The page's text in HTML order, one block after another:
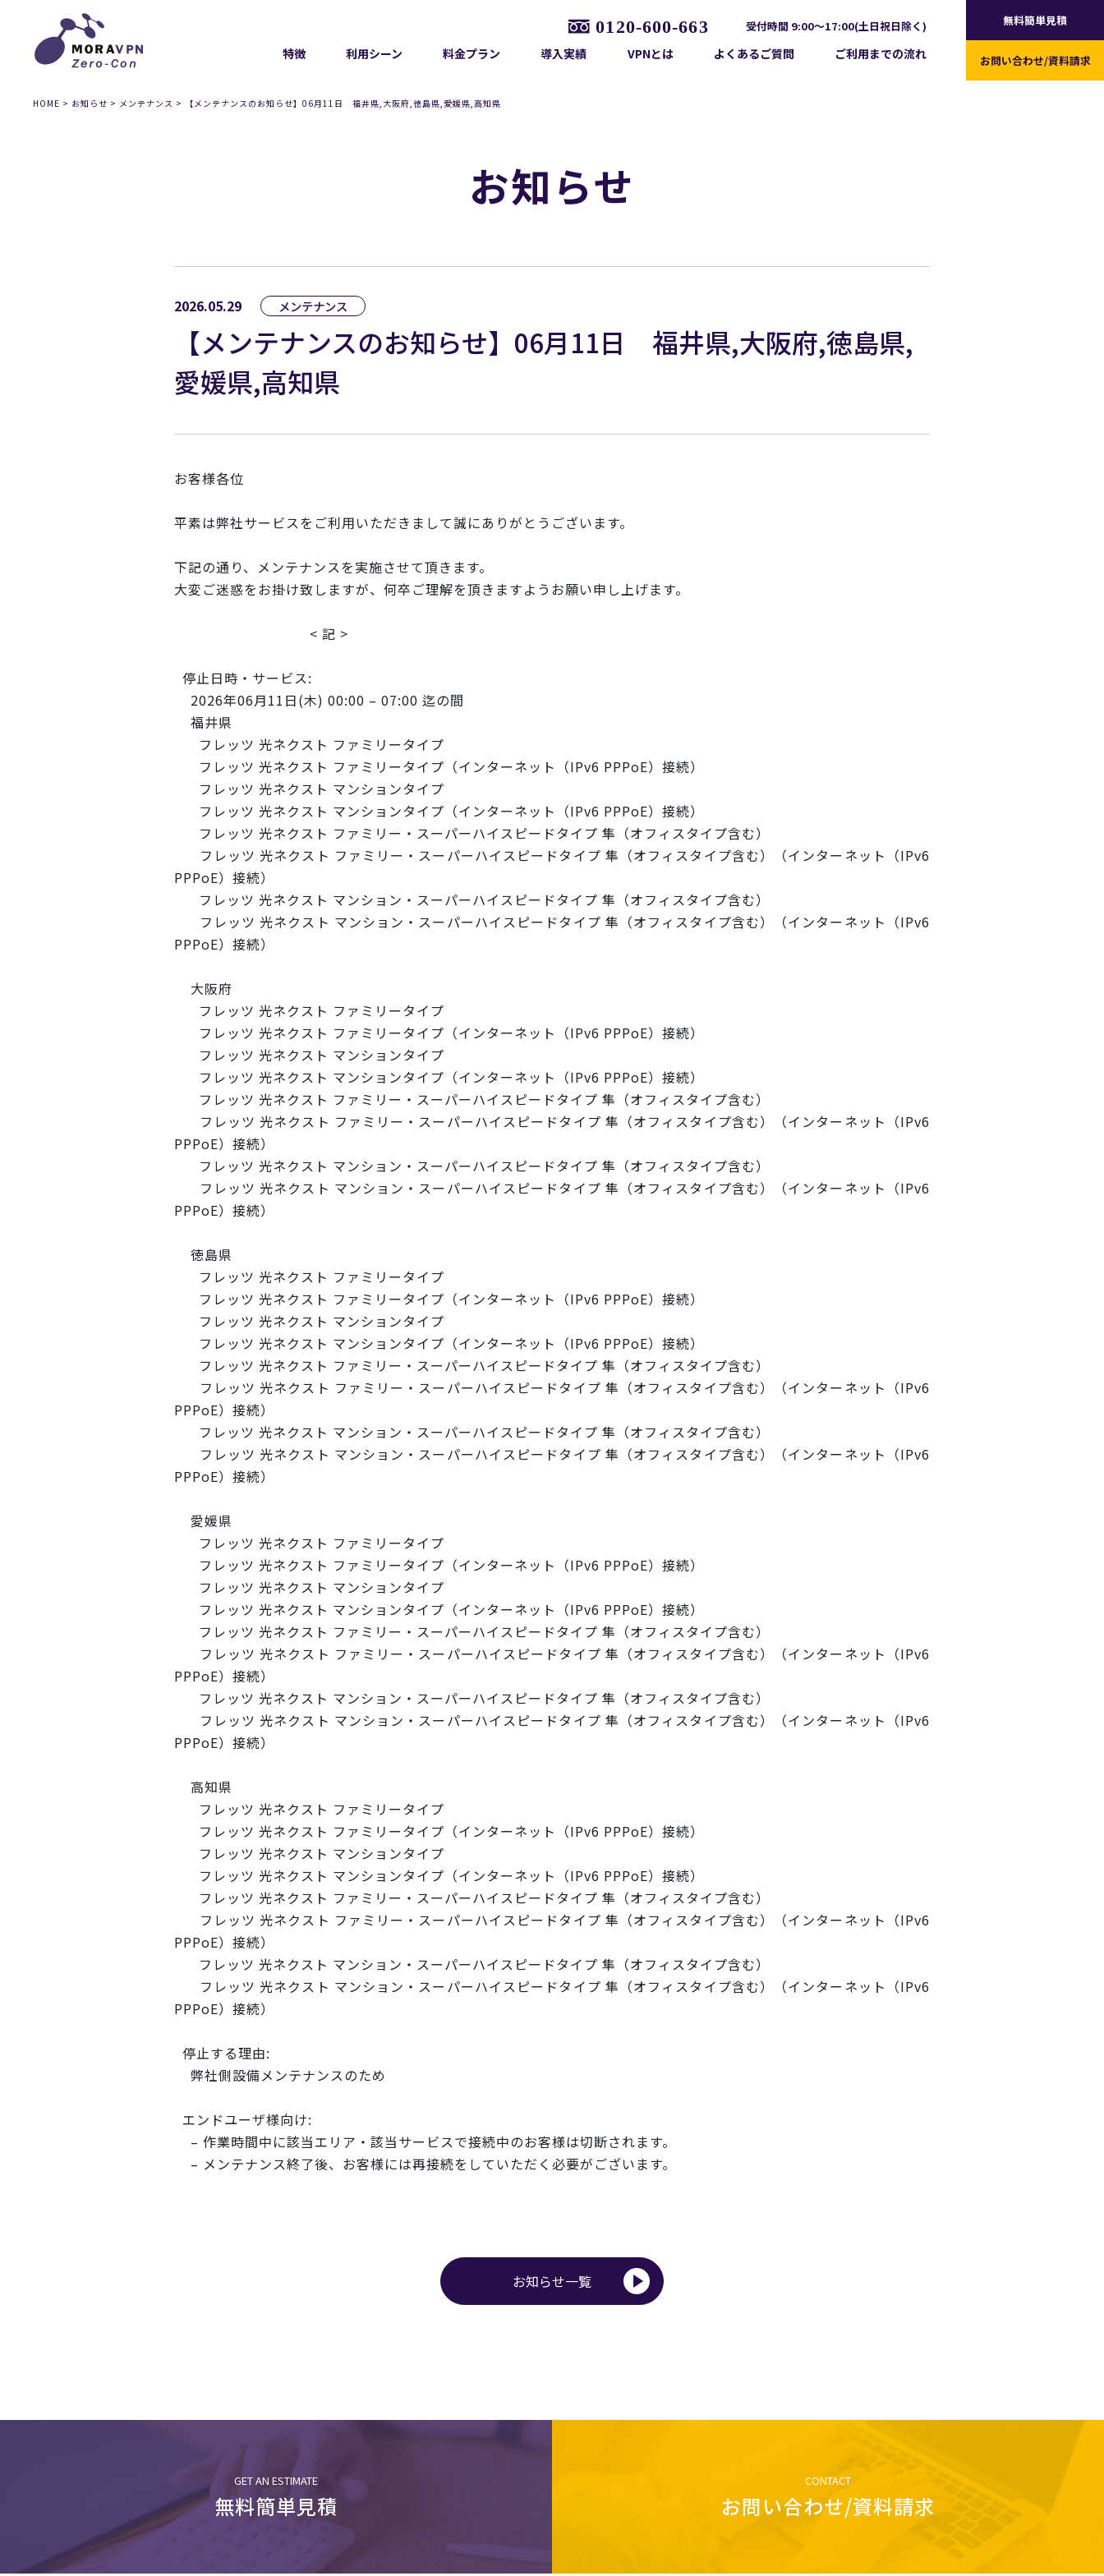
受付時間 9:00～17:00(土日祝日除く)
特徴 利用シーン 料金プラン 導入実績 VPNとは よくあるご質問 ご利用までの流れ
無料簡単見積
お問い合わせ/資料請求
HOME > お知らせ > メンテナンス > 【メンテナンスのお知らせ】06月11日 福井県,大阪府,徳島県,愛媛県,高知県
お知らせ
2026.05.29 メンテナンス
【メンテナンスのお知らせ】06月11日 福井県,大阪府,徳島県,
愛媛県,高知県
お客様各位
平素は弊社サービスをご利用いただきまして誠にありがとうございます。
下記の通り、メンテナンスを実施させて頂きます。
大変ご迷惑をお掛け致しますが、何卒ご理解を頂きますようお願い申し上げます。
< 記 >
停止日時・サービス:
2026年06月11日(木) 00:00 – 07:00 迄の間
福井県
フレッツ 光ネクスト ファミリータイプ
フレッツ 光ネクスト ファミリータイプ（インターネット（IPv6 PPPoE）接続）
フレッツ 光ネクスト マンションタイプ
フレッツ 光ネクスト マンションタイプ（インターネット（IPv6 PPPoE）接続）
フレッツ 光ネクスト ファミリー・スーパーハイスピードタイプ 隼（オフィスタイプ含む）
フレッツ 光ネクスト ファミリー・スーパーハイスピードタイプ 隼（オフィスタイプ含む）（インターネット（IPv6
PPPoE）接続）
フレッツ 光ネクスト マンション・スーパーハイスピードタイプ 隼（オフィスタイプ含む）
フレッツ 光ネクスト マンション・スーパーハイスピードタイプ 隼（オフィスタイプ含む）（インターネット（IPv6
PPPoE）接続）
大阪府
フレッツ 光ネクスト ファミリータイプ
フレッツ 光ネクスト ファミリータイプ（インターネット（IPv6 PPPoE）接続）
フレッツ 光ネクスト マンションタイプ
フレッツ 光ネクスト マンションタイプ（インターネット（IPv6 PPPoE）接続）
フレッツ 光ネクスト ファミリー・スーパーハイスピードタイプ 隼（オフィスタイプ含む）
フレッツ 光ネクスト ファミリー・スーパーハイスピードタイプ 隼（オフィスタイプ含む）（インターネット（IPv6
PPPoE）接続）
フレッツ 光ネクスト マンション・スーパーハイスピードタイプ 隼（オフィスタイプ含む）
フレッツ 光ネクスト マンション・スーパーハイスピードタイプ 隼（オフィスタイプ含む）（インターネット（IPv6
PPPoE）接続）
徳島県
フレッツ 光ネクスト ファミリータイプ
フレッツ 光ネクスト ファミリータイプ（インターネット（IPv6 PPPoE）接続）
フレッツ 光ネクスト マンションタイプ
フレッツ 光ネクスト マンションタイプ（インターネット（IPv6 PPPoE）接続）
フレッツ 光ネクスト ファミリー・スーパーハイスピードタイプ 隼（オフィスタイプ含む）
フレッツ 光ネクスト ファミリー・スーパーハイスピードタイプ 隼（オフィスタイプ含む）（インターネット（IPv6
PPPoE）接続）
フレッツ 光ネクスト マンション・スーパーハイスピードタイプ 隼（オフィスタイプ含む）
フレッツ 光ネクスト マンション・スーパーハイスピードタイプ 隼（オフィスタイプ含む）（インターネット（IPv6
PPPoE）接続）
愛媛県
フレッツ 光ネクスト ファミリータイプ
フレッツ 光ネクスト ファミリータイプ（インターネット（IPv6 PPPoE）接続）
フレッツ 光ネクスト マンションタイプ
フレッツ 光ネクスト マンションタイプ（インターネット（IPv6 PPPoE）接続）
フレッツ 光ネクスト ファミリー・スーパーハイスピードタイプ 隼（オフィスタイプ含む）
フレッツ 光ネクスト ファミリー・スーパーハイスピードタイプ 隼（オフィスタイプ含む）（インターネット（IPv6
PPPoE）接続）
フレッツ 光ネクスト マンション・スーパーハイスピードタイプ 隼（オフィスタイプ含む）
フレッツ 光ネクスト マンション・スーパーハイスピードタイプ 隼（オフィスタイプ含む）（インターネット（IPv6
PPPoE）接続）
高知県
フレッツ 光ネクスト ファミリータイプ
フレッツ 光ネクスト ファミリータイプ（インターネット（IPv6 PPPoE）接続）
フレッツ 光ネクスト マンションタイプ
フレッツ 光ネクスト マンションタイプ（インターネット（IPv6 PPPoE）接続）
フレッツ 光ネクスト ファミリー・スーパーハイスピードタイプ 隼（オフィスタイプ含む）
フレッツ 光ネクスト ファミリー・スーパーハイスピードタイプ 隼（オフィスタイプ含む）（インターネット（IPv6
PPPoE）接続）
フレッツ 光ネクスト マンション・スーパーハイスピードタイプ 隼（オフィスタイプ含む）
フレッツ 光ネクスト マンション・スーパーハイスピードタイプ 隼（オフィスタイプ含む）（インターネット（IPv6
PPPoE）接続）
停止する理由:
弊社側設備メンテナンスのため
エンドユーザ様向け:
– 作業時間中に該当エリア・該当サービスで接続中のお客様は切断されます。
– メンテナンス終了後、お客様には再接続をしていただく必要がございます。
お知らせ一覧
GET AN ESTIMATE
無料簡単見積
CONTACT
お問い合わせ/資料請求